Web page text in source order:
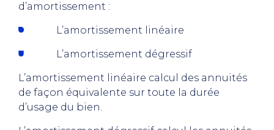
d’amortissement :
L’amortissement linéaire
L’amortissement dégressif
L’amortissement linéaire calcul des annuités
de façon équivalente sur toute la durée
d’usage du bien.